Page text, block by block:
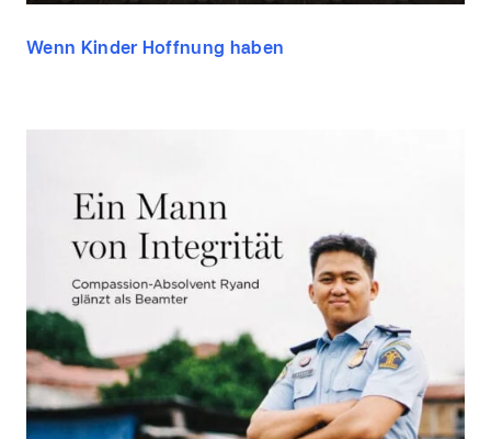
Wenn Kinder Hoffnung haben